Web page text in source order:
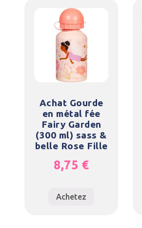
Achat Gourde
en métal fée
Fairy Garden
(300 ml) sass &
belle Rose Fille
8,75 €
Achetez